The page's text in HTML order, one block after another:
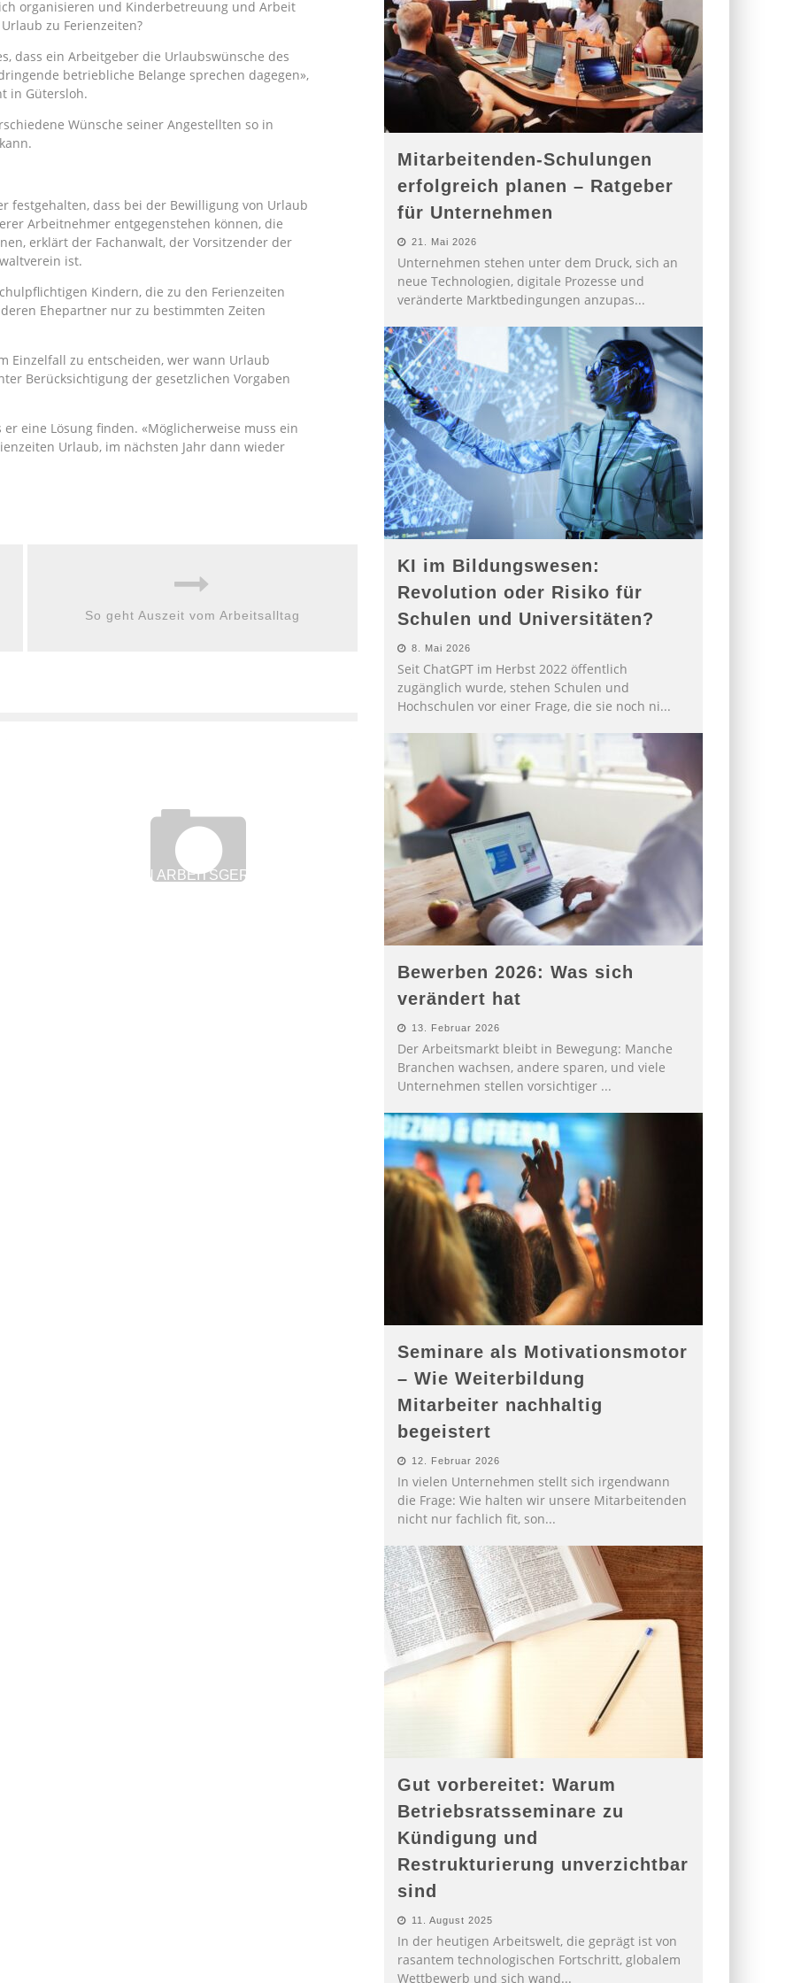
organisieren und Kinderbetreuung und Arbeit
zu Ferienzeiten?
dass ein Arbeitgeber die Urlaubswünsche des
betriebliche Belange sprechen dagegen»,
in Gütersloh.
Wünsche seiner Angestellten so in
festgehalten, dass bei der Bewilligung von Urlaub
Arbeitnehmer entgegenstehen können, die
erklärt der Fachanwalt, der Vorsitzender der
ist.
Kindern, die zu den Ferienzeiten
Ehepartner nur zu bestimmten Zeiten
Einzelfall zu entscheiden, wer wann Urlaub
Berücksichtigung der gesetzlichen Vorgaben
eine Lösung finden. «Möglicherweise muss ein
Urlaub, im nächsten Jahr dann wieder
So geht Auszeit vom Arbeitsalltag
AUS DEN ARBEITSGERICHTEN:
Mitarbeitenden-Schulungen
erfolgreich planen – Ratgeber
für Unternehmen
21. Mai 2026
Unternehmen stehen unter dem Druck, sich an
neue Technologien, digitale Prozesse und
veränderte Marktbedingungen anzupas...
KI im Bildungswesen:
Revolution oder Risiko für
Schulen und Universitäten?
8. Mai 2026
Seit ChatGPT im Herbst 2022 öffentlich
zugänglich wurde, stehen Schulen und
Hochschulen vor einer Frage, die sie noch ni...
Bewerben 2026: Was sich
verändert hat
13. Februar 2026
Der Arbeitsmarkt bleibt in Bewegung: Manche
Branchen wachsen, andere sparen, und viele
Unternehmen stellen vorsichtiger ...
Seminare als Motivationsmotor
– Wie Weiterbildung
Mitarbeiter nachhaltig
begeistert
12. Februar 2026
In vielen Unternehmen stellt sich irgendwann
die Frage: Wie halten wir unsere Mitarbeitenden
nicht nur fachlich fit, son...
Gut vorbereitet: Warum
Betriebsratsseminare zu
Kündigung und
Restrukturierung unverzichtbar
sind
11. August 2025
In der heutigen Arbeitswelt, die geprägt ist von
rasantem technologischen Fortschritt, globalem
Wettbewerb und sich wand...